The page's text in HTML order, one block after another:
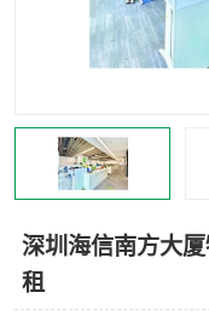
深圳海信南方大
租
兴东
南山后海